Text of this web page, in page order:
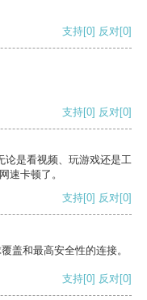
支持[0] 反对[0]
支持[0] 反对[0]
论是看视频、玩游戏还是工
速卡顿了。
支持[0] 反对[0]
盖和最高安全性的连接。
支持[0] 反对[0]